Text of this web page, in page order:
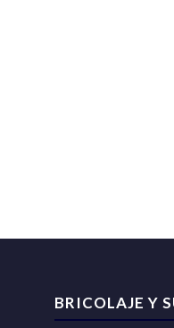
BRICOLAJE Y